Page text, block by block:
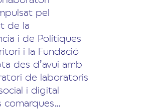
pel
de la
i de Polítiques
i la Fundació
des d’avui amb
de laboratoris
i digital
comarques…